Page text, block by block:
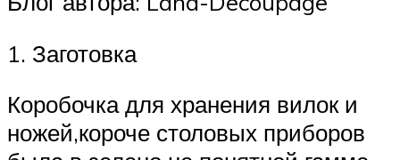
1. Заготовка
Коробочка для хранения вилок и
ножей,короче столовых приборов